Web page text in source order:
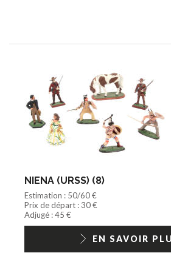
NIENA (URSS) (8)
Estimation : 50/60 €
Prix de départ : 30 €
Adjugé : 45 €
EN SAVOIR